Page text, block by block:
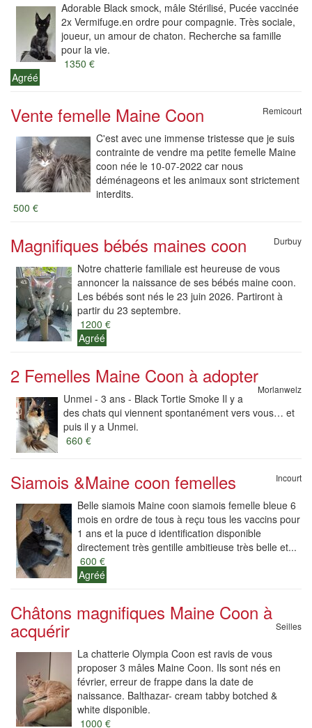
Adorable Black smock, mâle Stérilisé, Pucée vaccinée
2x Vermifuge.en ordre pour compagnie. Très sociale,
joueur, un amour de chaton. Recherche sa famille
pour la vie.
1350 €
Agréé
Vente femelle Maine Coon Remicourt
C'est avec une immense tristesse que je suis
contrainte de vendre ma petite femelle Maine
coon née le 10-07-2022 car nous
déménageons et les animaux sont strictement
interdits.
500 €
Magnifiques bébés maines coon Durbuy
Notre chatterie familiale est heureuse de vous
annoncer la naissance de ses bébés maine coon.
Les bébés sont nés le 23 juin 2026. Partiront à
partir du 23 septembre.
1200 €
Agréé
2 Femelles Maine Coon à adopter
Morlanwelz
Unmei - 3 ans - Black Tortie Smoke Il y a
des chats qui viennent spontanément vers vous… et
puis il y a Unmei.
660 €
Siamois &Maine coon femelles Incourt
Belle siamois Maine coon siamois femelle bleue 6
mois en ordre de tous à reçu tous les vaccins pour
1 ans et la puce d identification disponible
directement très gentille ambitieuse très belle et...
600 €
Agréé
Châtons magnifiques Maine Coon à
acquérir Seilles
La chatterie Olympia Coon est ravis de vous
proposer 3 mâles Maine Coon. Ils sont nés en
février, erreur de frappe dans la date de
naissance. Balthazar- cream tabby botched &
white disponible.
1000 €